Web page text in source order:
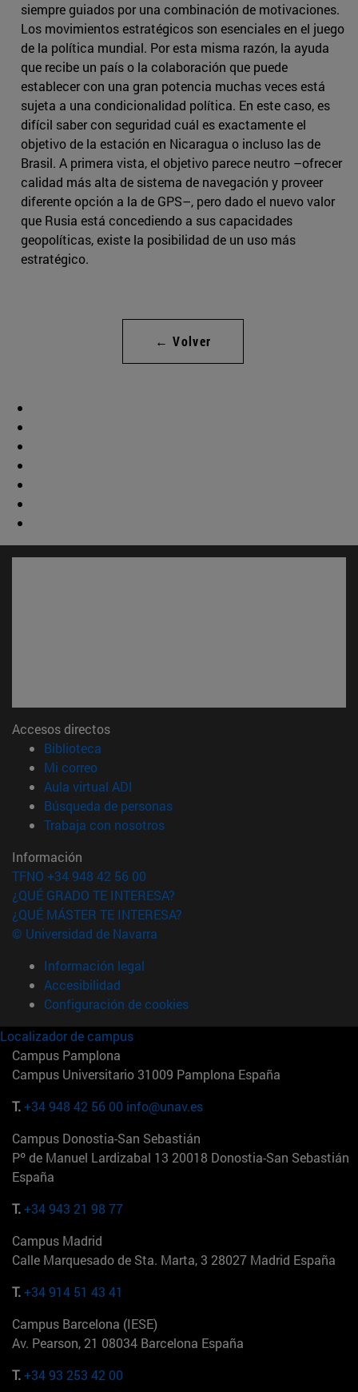
siempre guiados por una combinación de motivaciones.
Los movimientos estratégicos son esenciales en el juego
de la política mundial. Por esta misma razón, la ayuda
que recibe un país o la colaboración que puede
establecer con una gran potencia muchas veces está
sujeta a una condicionalidad política. En este caso, es
difícil saber con seguridad cuál es exactamente el
objetivo de la estación en Nicaragua o incluso las de
Brasil. A primera vista, el objetivo parece neutro –ofrecer
calidad más alta de sistema de navegación y proveer
diferente opción a la de GPS–, pero dado el nuevo valor
que Rusia está concediendo a sus capacidades
geopolíticas, existe la posibilidad de un uso más
estratégico.
← Volver
Accesos directos
Biblioteca
Mi correo(abre en nueva ventana)
Aula virtual ADI
Búsqueda de personas(abre en nueva ventana)
Trabaja con nosotros(abre en nueva ventana)
Información
TFNO +34 948 42 56 00
¿QUÉ GRADO TE INTERESA?
¿QUÉ MÁSTER TE INTERESA?
© Universidad de Navarra
Información legal
Accesibilidad
Configuración de cookies
Localizador de campus
Campus Pamplona
Campus Universitario 31009 Pamplona España
T.+34 948 42 56 00 info@unav.es
Campus Donostia-San Sebastián
Pº de Manuel Lardizabal 13 20018 Donostia-San Sebastián
España
T.+34 943 21 98 77
Campus Madrid
Calle Marquesado de Sta. Marta, 3 28027 Madrid España
T.+34 914 51 43 41
Campus Barcelona (IESE)
Av. Pearson, 21 08034 Barcelona España
T.+34 93 253 42 00